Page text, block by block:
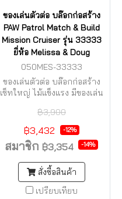
ของเล่นตัวต่อ บล๊อกก่อสร้าง
PAW Patrol Match & Build
Mission Cruiser รุ่น 33333
ยี่ห้อ Melissa & Doug
050MES-33333
ของเล่นตัวต่อ บล๊อกก่อสร้าง
เซ็ทใหญ่ ไม้แข็งแรง มีของเล่น
฿3,900
฿3,432 -12%
สมาชิก ฿3,354 -14%
สั่งซื้อสินค้า
เปรียบเทียบ